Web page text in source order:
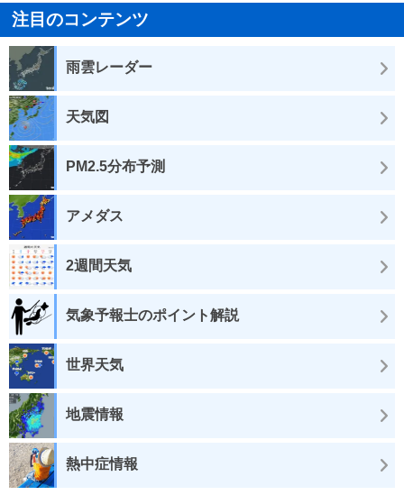
注目のコンテンツ
雨雲レーダー
天気図
PM2.5分布予測
アメダス
2週間天気
気象予報士のポイント解説
世界天気
地震情報
熱中症情報